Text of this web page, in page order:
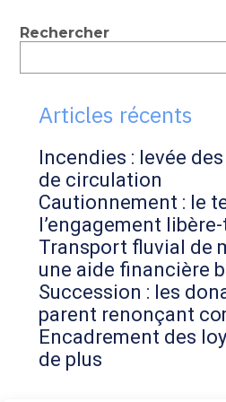
Blog
sidebar
Rechercher
Articles récents
Incendies : levée
de circulation
Cautionnement : le
l’engagement
Transport fluvial de
une aide financière
Succession : les
parent renonçant
Encadrement des
de plus